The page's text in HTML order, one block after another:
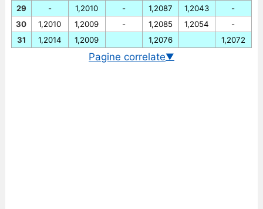
29
30
31
-
1,2010
1,2014
1,2010
1,2009
1,2009
-
-
1,2087
1,2085
1,2076
1,2043
1,2054
-
-
1,2072
Pagine correlate▼